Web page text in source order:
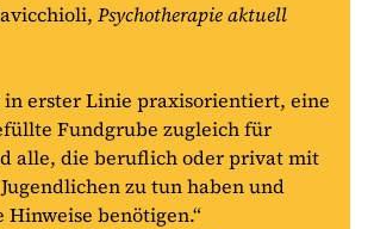
Psychotherapie aktuell
in erster Linie praxisorientiert, eine
Fundgrube zugleich für
alle, die beruflich oder privat mit
zu tun haben und
Hinweise benötigen.“